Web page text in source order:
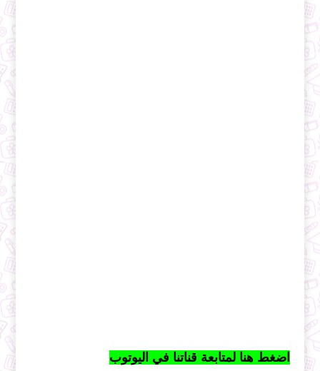
اضغط هنا لمتابعة قناتنا في اليوتوب